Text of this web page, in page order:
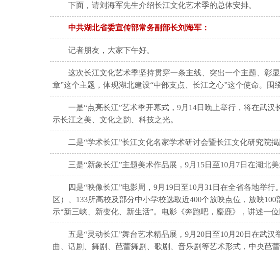
下面，请刘海军先生介绍长江文化艺术季的总体安排。
中共湖北省委宣传部常务副部长刘海军：
记者朋友，大家下午好。
这次长江文化艺术季坚持贯穿一条主线、突出一个主题、彰
章”这个主题，体现湖北建设“中部支点、长江之心”这个使命。围
一是“点亮长江”艺术季开幕式，9月14日晚上举行，将在武
示长江之美、文化之韵、科技之光。
二是“学术长江”长江文化名家学术研讨会暨长江文化研究院
三是“新象长江”主题美术作品展，9月15日至10月7日在湖北
四是“映像长江”电影周，9月19日至10月31日在全省各地举
区）、133所高校及部分中小学校选取近400个放映点位，放映
示“新三峡、新变化、新生活”。电影《奔跑吧，麋鹿》，讲述一
五是“灵动长江”舞台艺术精品展，9月20日至10月20日在武
曲、话剧、舞剧、芭蕾舞剧、歌剧、音乐剧等艺术形式，中央芭